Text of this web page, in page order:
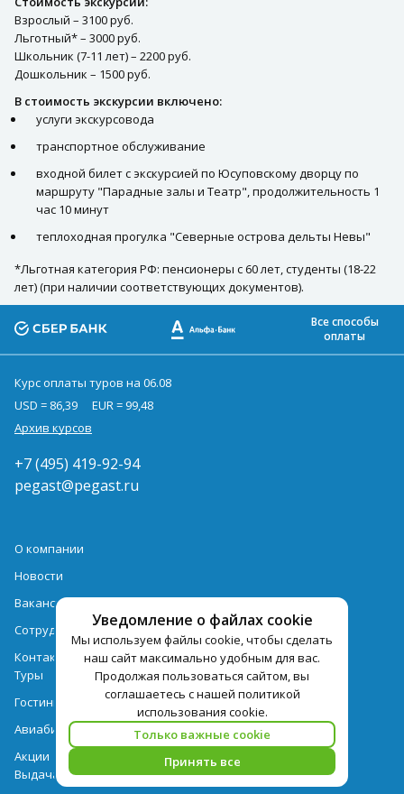
Взрослый – 3100 руб.
Льготный* – 3000 руб.
Школьник (7-11 лет) – 2200 руб.
Дошкольник – 1500 руб.
В стоимость экскурсии включено:
услуги экскурсовода
транспортное обслуживание
входной билет с экскурсией по Юсуповскому дворцу по
маршруту "Парадные залы и Театр", продолжительность 1
час 10 минут
теплоходная прогулка "Северные острова дельты Невы"
*Льготная категория РФ: пенсионеры с 60 лет, студенты (18-22
лет) (при наличии соответствующих документов).
Уведомление о файлах cookie
Мы используем файлы cookie, чтобы сделать
наш сайт максимально удобным для вас.
Продолжая пользоваться сайтом, вы
соглашаетесь с нашей политикой
использования cookie.
Только важные cookie
Принять все
Все способы
оплаты
Курс оплаты туров на 06.08
USD = 86,39
EUR = 99,48
Архив курсов
+7 (495) 419-92-94
pegast@pegast.ru
О компании
Новости
Вакансии
Сотрудничество
Контактная информация
Туры
Гостиницы
Авиабилеты
Акции
Выдача документов